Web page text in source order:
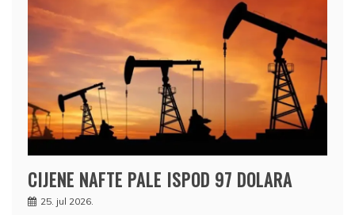
CIJENE NAFTE PALE ISPOD 97 DOLARA
25. jul 2026.